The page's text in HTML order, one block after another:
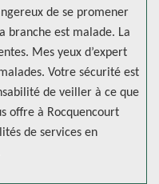
de se promener
branche est malade. La
Mes yeux d’expert
Votre sécurité est
de veiller à ce que
offre à Rocquencourt
de services en